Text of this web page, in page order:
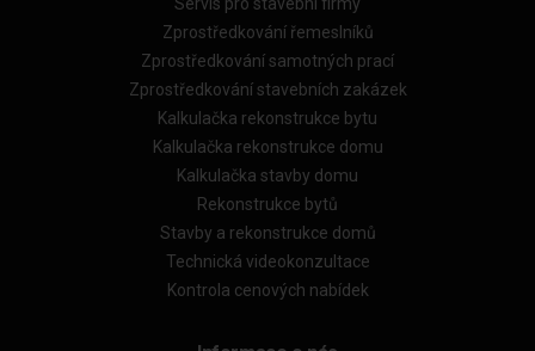
Zprostředkování řemeslníků
Zprostředkování samotných prací
Zprostředkování stavebních zakázek
Kalkulačka rekonstrukce bytu
Kalkulačka rekonstrukce domu
Kalkulačka stavby domu
Rekonstrukce bytů
Stavby a rekonstrukce domů
Technická videokonzultace
Kontrola cenových nabídek